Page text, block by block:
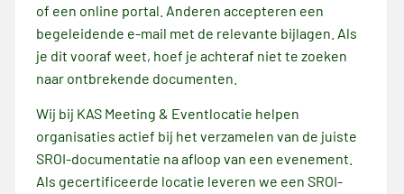
of een online portal. Anderen accepteren een
begeleidende e-mail met de relevante bijlagen. Als
je dit vooraf weet, hoef je achteraf niet te zoeken
naar ontbrekende documenten.
Wij bij KAS Meeting & Eventlocatie helpen
organisaties actief bij het verzamelen van de juiste
SROI-documentatie na afloop van een evenement.
Als gecertificeerde locatie leveren we een SROI-